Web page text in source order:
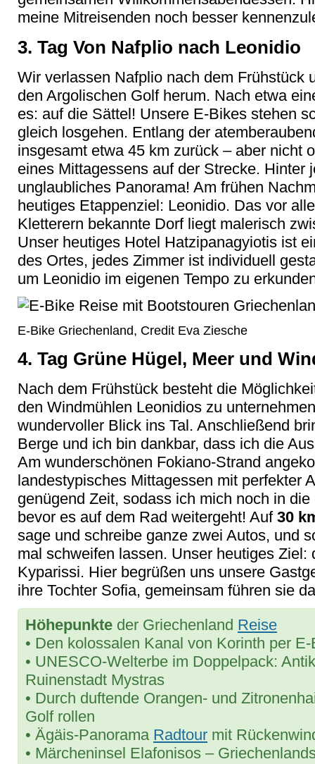
meine Mitreisenden noch besser
3. Tag Von Nafplio nach Leonidio
Wir verlassen Nafplio nach dem Frühstück
den Argolischen Golf herum. Nach etwa
es: auf die Sättel! Unsere E-Bikes stehen
gleich losgehen. Entlang der
insgesamt etwa 45 km zurück – aber nicht
eines Mittagessens auf der Strecke. Hinter
unglaubliches Panorama! Am frühen
heutiges Etappenziel: Leonidio. Das vor
Kletterern bekannte Dorf liegt malerisch
Unser heutiges Hotel Hatzipanagyiotis ist
des Ortes, jedes Zimmer ist individuell
um Leonidio im eigenen Tempo zu
E-Bike Griechenland, Credit Eva Ziesche
4. Tag Grüne Hügel, Meer und
Nach dem Frühstück besteht die
den Windmühlen Leonidios zu
wundervoller Blick ins Tal. Anschließend
Berge und ich bin dankbar, dass ich die
Am wunderschönen Fokiano-Strand
landestypisches Mittagessen mit perfekter
genügend Zeit, sodass ich mich noch in
bevor es auf dem Rad weitergeht! Auf 30
sage und schreibe ganze zwei Autos, und
mal schweifen lassen. Unser heutiges Ziel:
Kyparissi. Hier begrüßen uns unsere
ihre Tochter Sofia, gemeinsam führen sie
Höhepunkte der Griechenland Reise
• Den kolossalen Kanal von Korinth per
• UNESCO-Welterbe im Doppelpack:
Ruinenstadt Mystras
• Durch duftende Orangen- und
Golf rollen
• Ägäis-Panorama Radtour mit
• Märcheninsel Elafonisos –